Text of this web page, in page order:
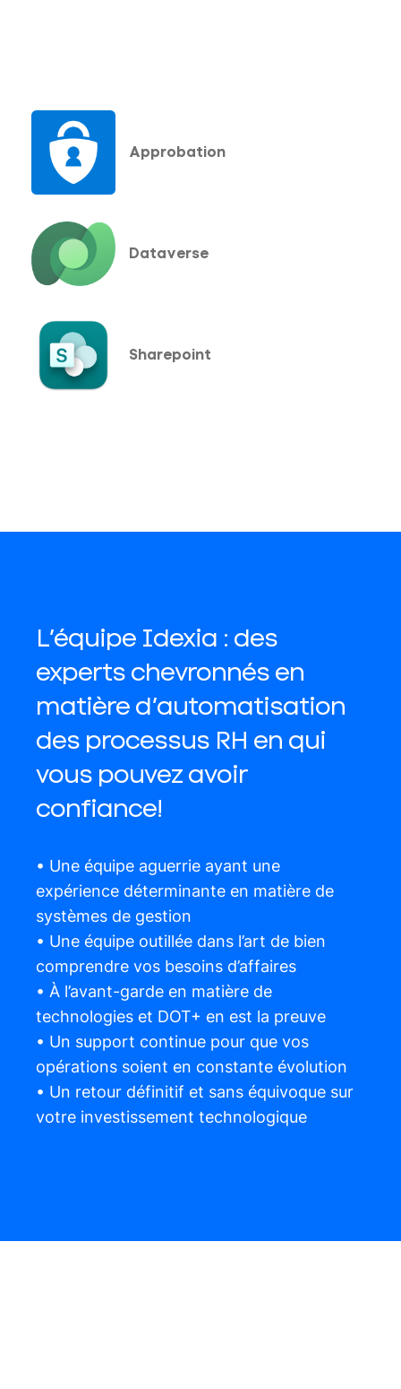
Approbation
Dataverse
Sharepoint
L’équipe Idexia : des
experts chevronnés en
matière d’automatisation
des processus RH en qui
vous pouvez avoir
confiance!
• Une équipe aguerrie ayant une
expérience déterminante en matière de
systèmes de gestion
• Une équipe outillée dans l’art de bien
comprendre vos besoins d’affaires
• À l’avant-garde en matière de
technologies et DOT+ en est la preuve
• Un support continue pour que vos
opérations soient en constante évolution
• Un retour définitif et sans équivoque sur
votre investissement technologique